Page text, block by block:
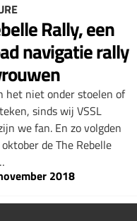
Rally, een
navigatie rally
het niet onder stoelen of
sinds wij VSSL
we fan. En zo volgden
de The Rebelle
2018